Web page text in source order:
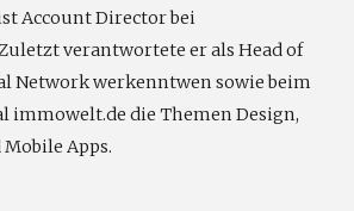
Account Director bei
verantwortete er als Head of
Network werkenntwen sowie beim
die Themen Design,
Apps.